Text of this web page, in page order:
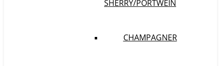
SHERRY/PORTWEIN
CHAMPAGNER